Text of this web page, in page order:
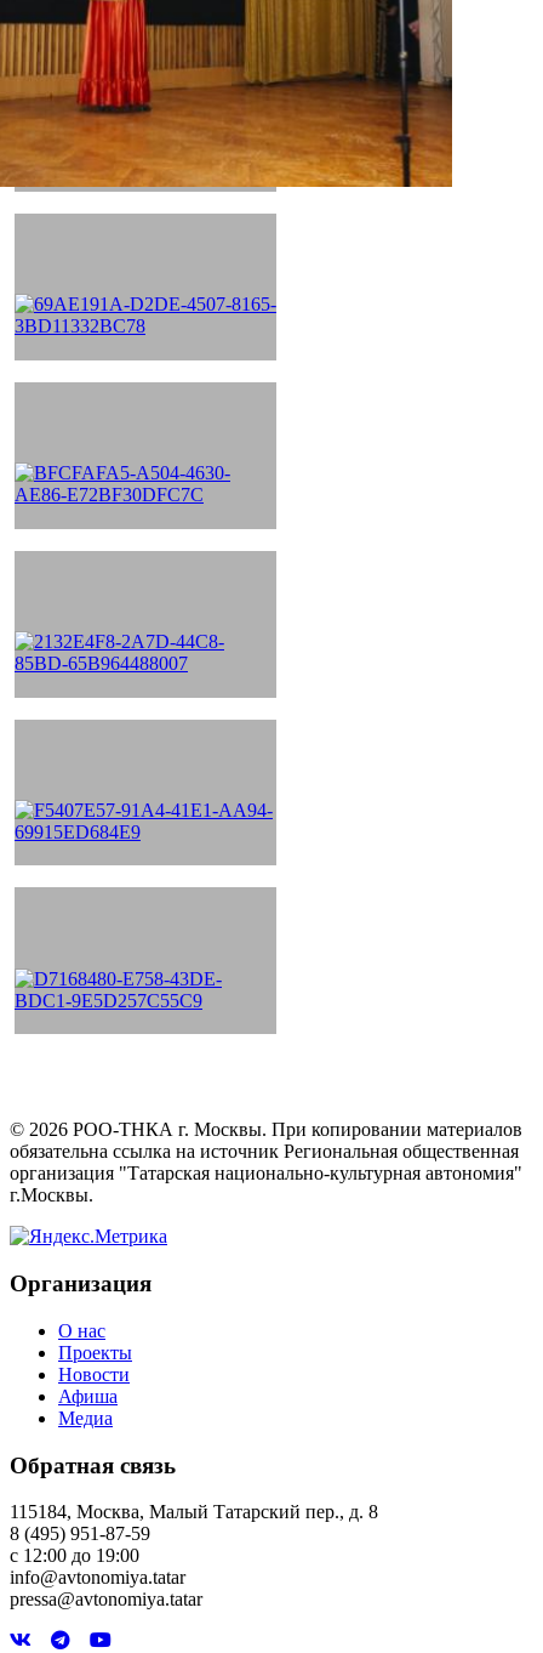
© 2026 РОО-ТНКА г. Москвы. При копировании материалов
обязательна ссылка на источник Региональная общественная
организация "Татарская национально-культурная автономия"
г.Москвы.
Организация
О нас
Проекты
Новости
Афиша
Медиа
Обратная связь
115184, Москва, Малый Татарский пер., д. 8
8 (495) 951-87-59
с 12:00 до 19:00
info@avtonomiya.tatar
pressa@avtonomiya.tatar